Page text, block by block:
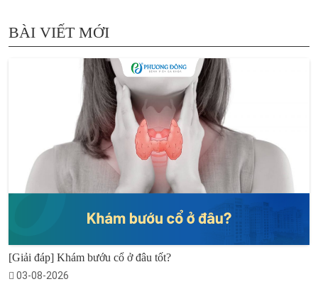
BÀI VIẾT MỚI
[Giải đáp] Khám bướu cổ ở đâu tốt?
03-08-2026